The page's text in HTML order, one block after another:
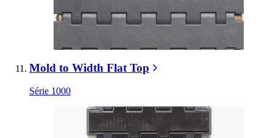
Mold to Width Flat Top
Série 1000